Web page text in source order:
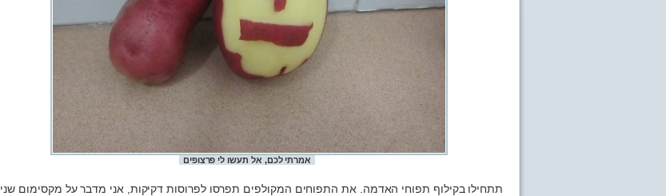
אמרתי לכם, אל תעשו לי פרצופים
תתחילו בקילוף תפוחי האדמה. את התפוחים המקולפים תפרסו לפרוסות דקיקות, אני מדבר על מקסימום שני